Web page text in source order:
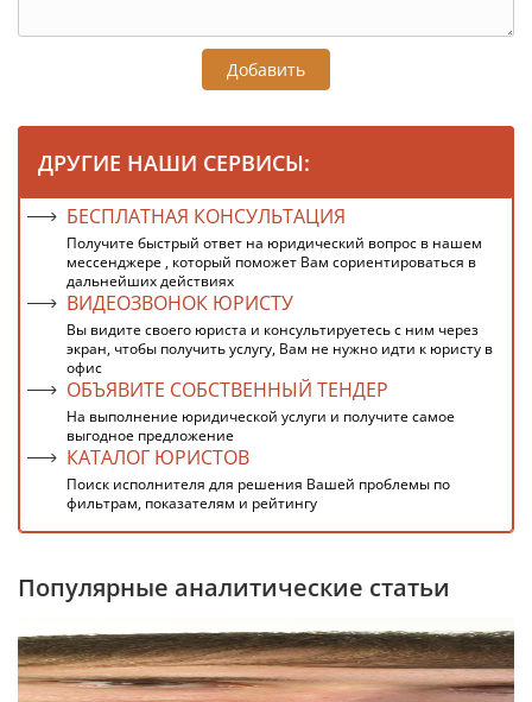
Добавить
ДРУГИЕ НАШИ СЕРВИСЫ:
БЕСПЛАТНАЯ КОНСУЛЬТАЦИЯ
Получите быстрый ответ на юридический вопрос в нашем
мессенджере , который поможет Вам сориентироваться в
дальнейших действиях
ВИДЕОЗВОНОК ЮРИСТУ
Вы видите своего юриста и консультируетесь с ним через
экран, чтобы получить услугу, Вам не нужно идти к юристу в
офис
ОБЪЯВИТЕ СОБСТВЕННЫЙ ТЕНДЕР
На выполнение юридической услуги и получите самое
выгодное предложение
КАТАЛОГ ЮРИСТОВ
Поиск исполнителя для решения Вашей проблемы по
фильтрам, показателям и рейтингу
Популярные аналитические статьи